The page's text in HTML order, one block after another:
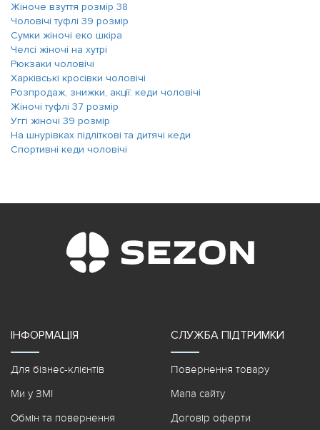
Жіноче взуття розмір 38
Чоловічі туфлі 39 розмір
Сумки жіночі еко шкіра
Челсі жіночі на хутрі
Рюкзаки чоловічі
Харківські кросівки чоловічі
Розпродаж, знижки, акції: кеди чоловічі
Жіночі туфлі 37 розмір
Уггі жіночі 39 розмір
На шнурівках підліткові та дитячі кеди
Спортивні кеди чоловічі
ІНФОРМАЦІЯ
Для бізнес-клієнтів
Ми у ЗМІ
Обмін та повернення
СЛУЖБА ПІДТРИМКИ
Повернення товару
Мапа сайту
Договір оферти